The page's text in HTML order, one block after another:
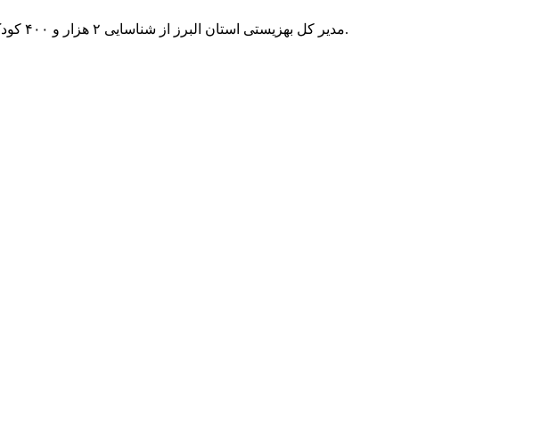
مدیر کل بهزیستی استان البرز از شناسایی ۲ هزار و ۴۰۰ کودک دارای اختلالات بینایی در این استان خبر داد.